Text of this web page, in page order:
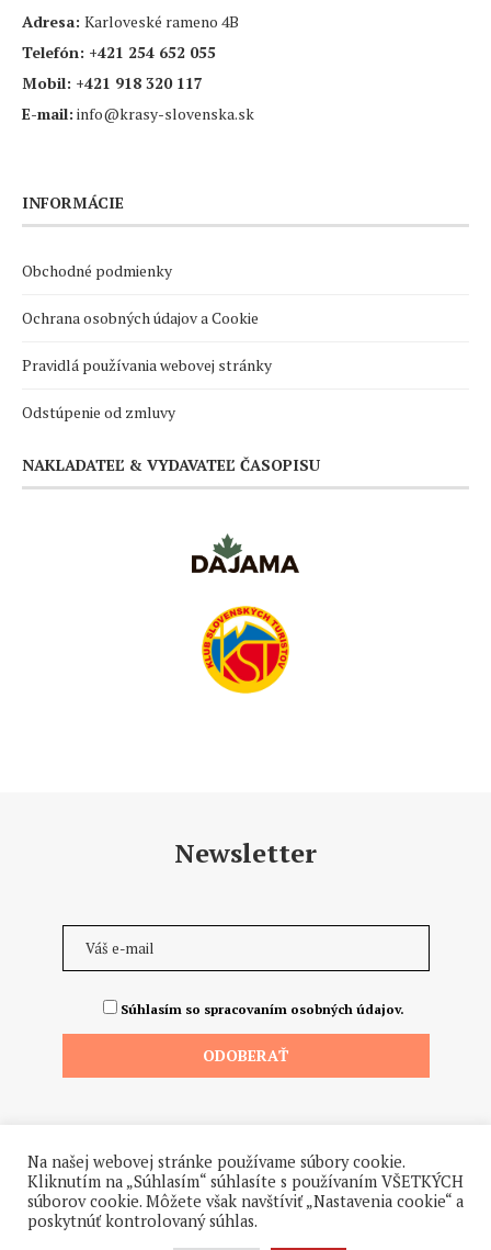
Adresa: Karloveské rameno 4B
Telefón: +421 254 652 055
Mobil: +421 918 320 117
E-mail: info@krasy-slovenska.sk
INFORMÁCIE
Obchodné podmienky
Ochrana osobných údajov a Cookie
Pravidlá používania webovej stránky
Odstúpenie od zmluvy
NAKLADATEĽ & VYDAVATEĽ ČASOPISU
Newsletter
Súhlasím so spracovaním osobných údajov.
©2026 - Všetky práva vyhradené. Hrdo a od ♥ dodalo štúdio
Na našej webovej stránke používame súbory cookie.
Kliknutím na „Súhlasím“ súhlasíte s používaním VŠETKÝCH
súborov cookie. Môžete však navštíviť „Nastavenia cookie“ a
poskytnúť kontrolovaný súhlas.